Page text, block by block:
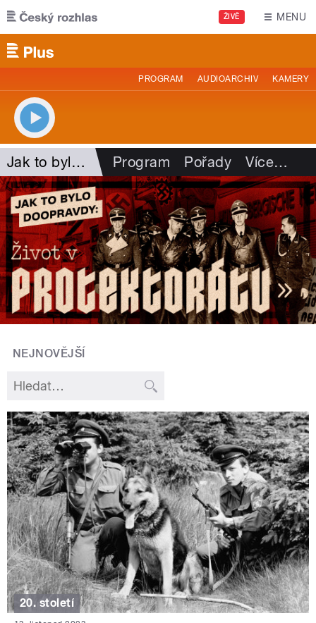
Přejít k hlavnímu obsahu
ŽIVĚ MENU
PROGRAM AUDIOARCHIV KAMERY
Jak to bylo doopravdy Program Pořady Více…
NEJNOVĚJŠÍ
20. století